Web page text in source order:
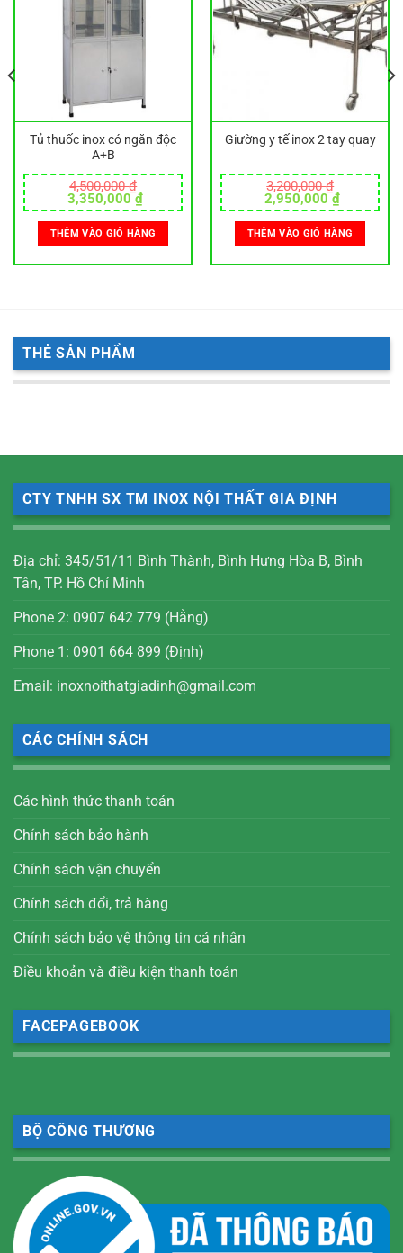
Tủ thuốc inox có ngăn độc
A+B
4,500,000₫
Giá
gốc
là:
4,500,000 ₫.
3,350,000 ₫Giá
hiện
tại
là:
3,350,000 ₫.
THÊM VÀO GIỎ HÀNG
Giường y tế inox 2 tay quay
3,200,000₫
Giá
gốc
là:
3,200,000 ₫.
2,950,000 ₫Giá
hiện
tại
là:
THÊM VÀO GIỎ HÀNG
THẺ SẢN PHẨM
CTY TNHH SX TM INOX NỘI THẤT GIA ĐỊNH
Địa chỉ: 345/51/11 Bình Thành, Bình Hưng Hòa B, Bình
Tân, TP. Hồ Chí Minh
Phone 2: 0907 642 779 (Hằng)
Phone 1: 0901 664 899 (Định)
Email: inoxnoithatgiadinh@gmail.com
CÁC CHÍNH SÁCH
Các hình thức thanh toán
Chính sách bảo hành
Chính sách vận chuyển
Chính sách đổi, trả hàng
Chính sách bảo vệ thông tin cá nhân
Điều khoản và điều kiện thanh toán
FACEPAGEBOOK
BỘ CÔNG THƯƠNG